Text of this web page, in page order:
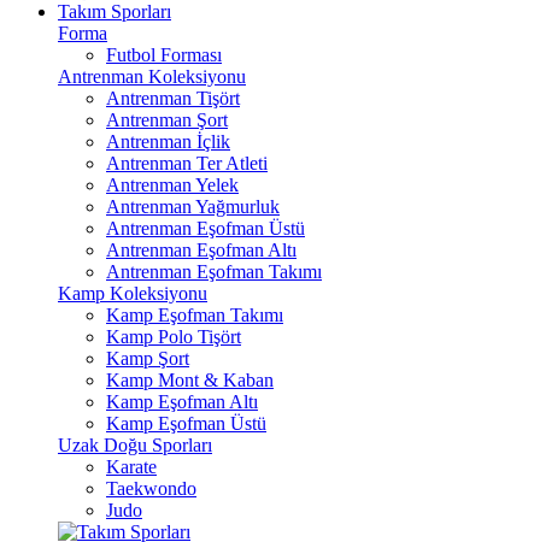
Takım Sporları
Forma
Futbol Forması
Antrenman Koleksiyonu
Antrenman Tişört
Antrenman Şort
Antrenman İçlik
Antrenman Ter Atleti
Antrenman Yelek
Antrenman Yağmurluk
Antrenman Eşofman Üstü
Antrenman Eşofman Altı
Antrenman Eşofman Takımı
Kamp Koleksiyonu
Kamp Eşofman Takımı
Kamp Polo Tişört
Kamp Şort
Kamp Mont & Kaban
Kamp Eşofman Altı
Kamp Eşofman Üstü
Uzak Doğu Sporları
Karate
Taekwondo
Judo